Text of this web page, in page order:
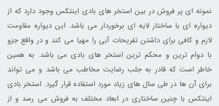
نمونه ای پر فروش در بین استخر های بادی اینتکس وجود دارد که از
دیواره ای با ساختار لایه ای برخوردار می باشد. این دیواره مقاومت
لازم و کافی برای داشتن تفریحات آبی را مهیا می کند و در واقع جزو
با دوام ترین و محکم ترین استخر های بادی می باشد. به همین
خاطر است که قادر به جلب رضایت مخاطب می باشد و می تواند
برای آن ها در طی سال های زیاد مورد استفاده قرار گیرد. استخر بادی
اینتکس با چنین ساختاری در ابعاد مختلف به فروش می رسد و از